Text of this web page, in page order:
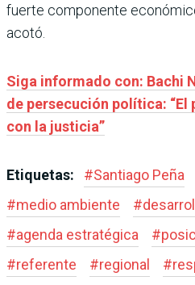
fuerte componente
acotó.
Siga informado con: Bachi
de persecución política: “El
con la justicia”
Etiquetas: #Santiago Peña
#medio ambiente #
#agenda estratégica #
#referente #regional #